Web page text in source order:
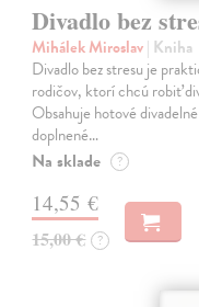
Divadlo bez
Mihálek Miroslav| Kniha
Divadlo bez stresu je
rodičov, ktorí chcú robiť
Obsahuje hotové
doplnené…
Na sklade ?
14,55 €
15,00 € ?